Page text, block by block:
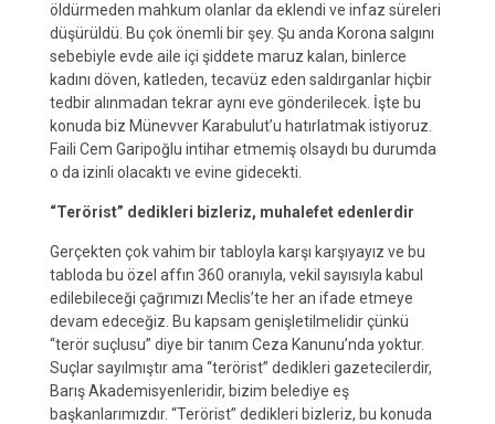
öldürmeden mahkum olanlar da eklendi ve infaz süreleri
düşürüldü. Bu çok önemli bir şey. Şu anda Korona salgını
sebebiyle evde aile içi şiddete maruz kalan, binlerce
kadını döven, katleden, tecavüz eden saldırganlar hiçbir
tedbir alınmadan tekrar aynı eve gönderilecek. İşte bu
konuda biz Münevver Karabulut’u hatırlatmak istiyoruz.
Faili Cem Garipoğlu intihar etmemiş olsaydı bu durumda
o da izinli olacaktı ve evine gidecekti.
“Terörist” dedikleri bizleriz, muhalefet edenlerdir
Gerçekten çok vahim bir tabloyla karşı karşıyayız ve bu
tabloda bu özel affın 360 oranıyla, vekil sayısıyla kabul
edilebileceği çağrımızı Meclis’te her an ifade etmeye
devam edeceğiz. Bu kapsam genişletilmelidir çünkü
“terör suçlusu” diye bir tanım Ceza Kanunu’nda yoktur.
Suçlar sayılmıştır ama “terörist” dedikleri gazetecilerdir,
Barış Akademisyenleridir, bizim belediye eş
başkanlarımızdır. “Terörist” dedikleri bizleriz, bu konuda